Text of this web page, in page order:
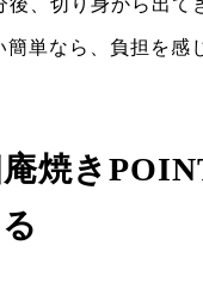
後、切り身から出
単なら、負担を感
焼き